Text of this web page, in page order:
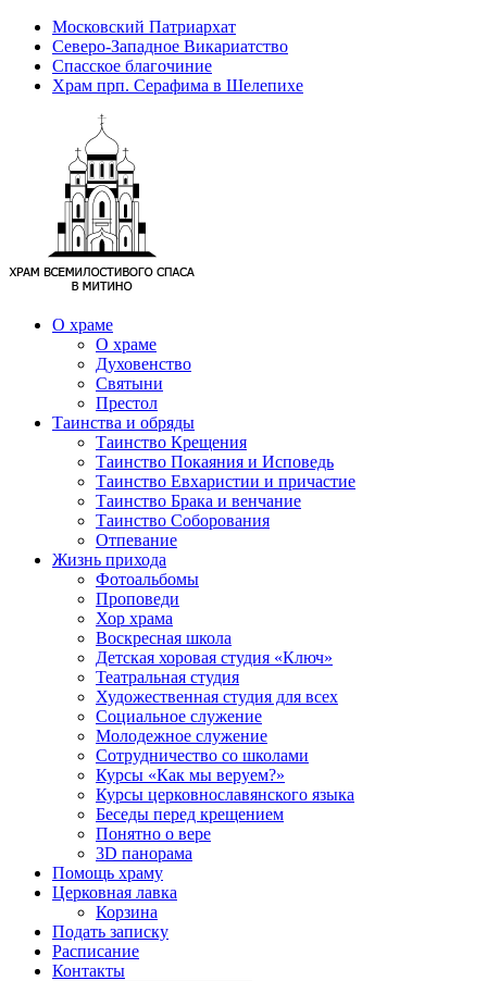
Московский Патриархат
Северо-Западное Викариатство
Спасское благочиние
Храм прп. Серафима в Шелепихе
О храме
О храме
Духовенство
Святыни
Престол
Таинства и обряды
Таинство Крещения
Таинство Покаяния и Исповедь
Таинство Евхаристии и причастие
Таинство Брака и венчание
Таинство Соборования
Отпевание
Жизнь прихода
Фотоальбомы
Проповеди
Хор храма
Воскресная школа
Детская хоровая студия «Ключ»
Театральная студия
Х​удожественная студия для всех
Социальное служение
Молодежное служение
Сотрудничество со школами
Курсы «Как мы веруем?»
Курсы церковнославянского языка
Беседы перед крещением
Понятно о вере
3D панорама
Помощь храму
Церковная лавка
Корзина
Подать записку
Расписание
Контакты